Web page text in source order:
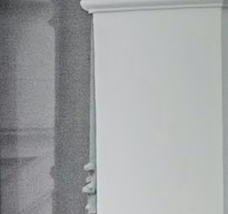
encontrar el servicio que mejor
se adapta a tus necesidades:
He leido lapolítica de privacidad
la gestión de mis datos por parte de esta web.